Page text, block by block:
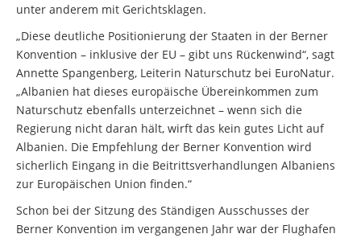
unter anderem mit Gerichtsklagen.
„Diese deutliche Positionierung der Staaten in der Berner
Konvention – inklusive der EU – gibt uns Rückenwind“, sagt
Annette Spangenberg, Leiterin Naturschutz bei EuroNatur.
„Albanien hat dieses europäische Übereinkommen zum
Naturschutz ebenfalls unterzeichnet – wenn sich die
Regierung nicht daran hält, wirft das kein gutes Licht auf
Albanien. Die Empfehlung der Berner Konvention wird
sicherlich Eingang in die Beitrittsverhandlungen Albaniens
zur Europäischen Union finden.“
Schon bei der Sitzung des Ständigen Ausschusses der
Berner Konvention im vergangenen Jahr war der Flughafen